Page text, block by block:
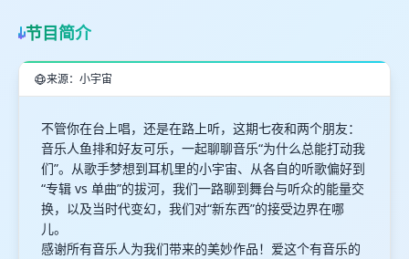
节目简介
来源：小宇宙
不管你在台上唱，还是在路上听，这期七夜和两个朋友：
音乐人鱼排和好友可乐，一起聊聊音乐“为什么总能打动我
们”。从歌手梦想到耳机里的小宇宙、从各自的听歌偏好到
“专辑 vs 单曲”的拔河，我们一路聊到舞台与听众的能量交
换，以及当时代变幻，我们对“新东西”的接受边界在哪
儿。
感谢所有音乐人为我们带来的美妙作品！爱这个有音乐的